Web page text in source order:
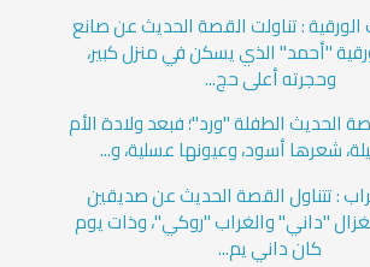
الورقية : تناولت القصة الحديث عن صانع
"أحمد" الذي يسكن في منزل كبير،
وحجرته أعلى حج...
الحديث الطفلة "ورد"؛ فبعد ولادة الأم
شعرها أسود، وعيونها عسلية، و...
: تتناول القصة الحديث عن صديقين
"داني" والغراب "روكي"، وذات يوم
كان داني يم...